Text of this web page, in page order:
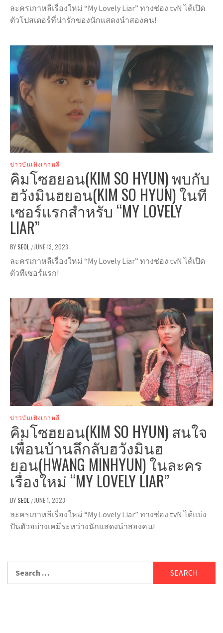
ละครเกาหลีเรื่องใหม่ “My Lovely Liar” ทางช่อง tvN ได้เปิด
ตัวโปสเตอร์ที่น่ารักของนักแสดงนำสองคน!
ข่าวบันเทิงเกาหลี
คิมโซฮยอน(KIM SO HYUN) พบกับ
ฮวังมินฮยอน(KIM SO HYUN) ในที
เซอร์แรกสำหรับ “MY LOVELY
LIAR”
BYSEOL /JUNE 13, 2023
ละครเกาหลีเรื่องใหม่ “My Lovely Liar” ทางช่อง tvN ได้เปิด
ตัวทีเซอร์แรก!
ข่าวบันเทิงเกาหลี
คิมโซฮยอน(KIM SO HYUN) สนใจ
เพื่อนบ้านลึกลับฮวังมินฮ
ยอน(HWANG MINHYUN) ในละคร
เรื่องใหม่ “MY LOVELY LIAR”
BYSEOL / JUNE 1, 2023
ละครเกาหลีเรื่องใหม่ “My Lovely Liar” ทางช่อง tvN ได้แบ่ง
ปันตัวอย่างเคมีระหว่างนักแสดงนำสองคน!
for: